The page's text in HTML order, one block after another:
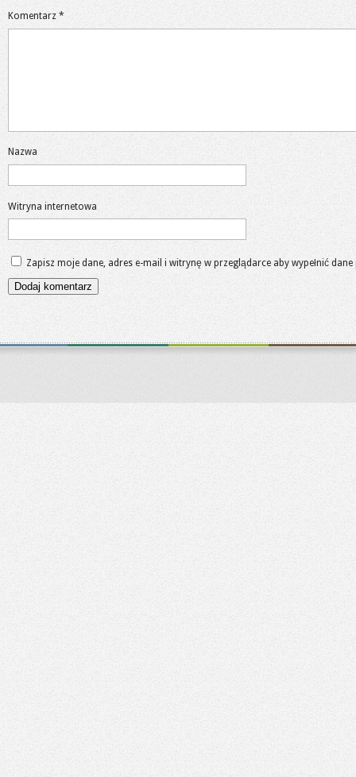
Komentarz *
Nazwa
Witryna internetowa
Zapisz moje dane, adres e-mail i witrynę w przeglądarce aby wypełnić